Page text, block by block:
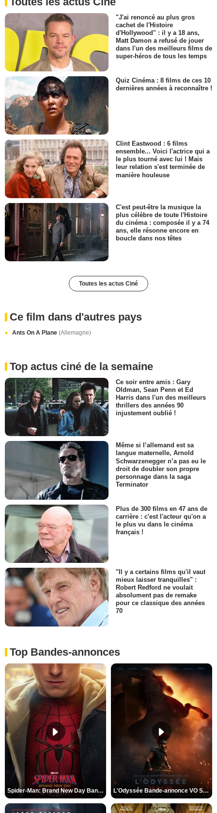
"J'ai renoncé au plus gros
cachet de l'Histoire
d'Hollywood" : il y a 18 ans,
Matt Damon a refusé de jouer
dans l'un des meilleurs films de
super-héros de tous les temps
Quiz Cinéma : 8 films de ces 10
dernières années à reconnaître !
Clint Eastwood : 6 films
ensemble... Voici l'actrice qui a
le plus tourné avec lui ! Mais
leur relation s'est terminée de
manière houleuse
C'est peut-être la musique la
plus célèbre de toute l'Histoire
du cinéma : composée il y a 74
ans, elle résonne encore en
boucle dans nos têtes
Toutes les actus Ciné
Ce film dans d'autres pays
Ants On A Plane (Allemagne)
Top actus ciné de la semaine
Ce soir entre amis : Gary
Oldman, Sean Penn et Ed
Harris dans l'un des meilleurs
thrillers des années 90
injustement oublié !
Même si l’allemand est sa
langue maternelle, Arnold
Schwarzenegger n’a pas eu le
droit de doubler son propre
personnage dans la saga
Terminator
Plus de 300 films en 47 ans de
carrière : c'est l'acteur qu'on a
le plus vu dans le cinéma
français !
"Il y a certains films qu'il vaut
mieux laisser tranquilles" :
Robert Redford ne voulait
absolument pas de remake
pour ce classique des années
70
Top Bandes-annonces
Spider-Man: Brand New Day Bande-annonce VO STFR L'Odyssée Bande-annonce VO STFR